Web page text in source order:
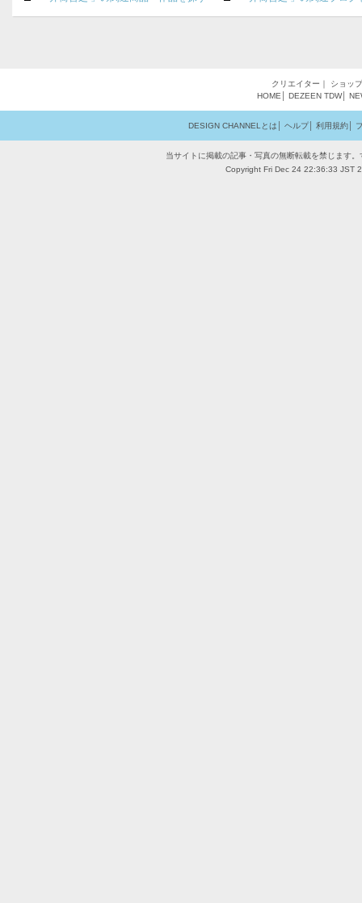
クリエイター ｜ ショップ
HOME
DEZEEN TDW│
DESIGN CHANNELとは ヘルプ│ 利用規約│
当サイトに掲載の記事・写真の無断転載を禁じます
Copyright Fri Dec 24 22:36:33 JST